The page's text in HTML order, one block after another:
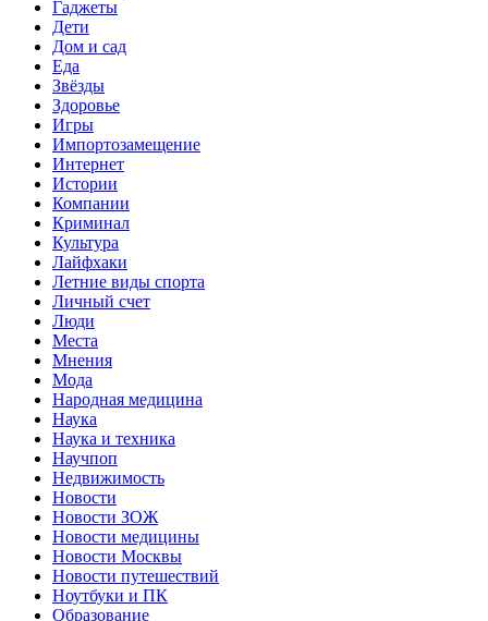
Гаджеты
Дети
Дом и сад
Еда
Звёзды
Здоровье
Игры
Импортозамещение
Интернет
Истории
Компании
Криминал
Культура
Лайфхаки
Летние виды спорта
Личный счет
Люди
Места
Мнения
Мода
Народная медицина
Наука
Наука и техника
Научпоп
Недвижимость
Новости
Новости ЗОЖ
Новости медицины
Новости Москвы
Новости путешествий
Ноутбуки и ПК
Образование